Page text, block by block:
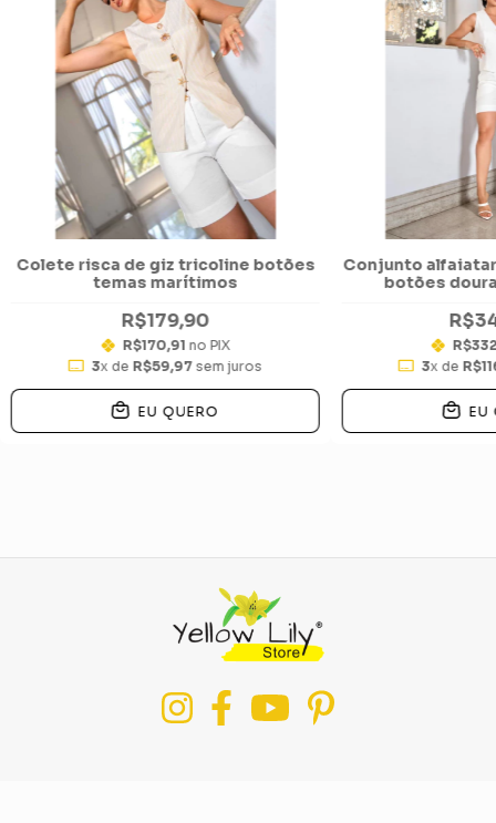
Colete risca de giz tricoline botões
temas marítimos
R$179,90
R$170,91 no PIX
3x de R$59,97sem juros
EU QUERO
Conjunto
botões
3x de
EU